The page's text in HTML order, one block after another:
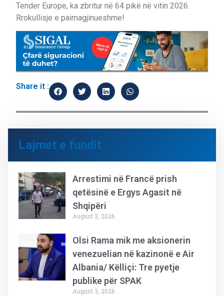
Tender Europe, ka zbritur në 64 pikë në vitin 2026.
Rrokullisje e paimagjinueshme!
Share it :
Lajmet e fundit
Arrestimi në Francë prish
qetësinë e Ergys Agasit në
Shqipëri
August 3, 2026
Olsi Rama mik me aksionerin
venezuelian në kazinonë e Air
Albania/ Këlliçi: Tre pyetje
publike për SPAK
August 3, 2026